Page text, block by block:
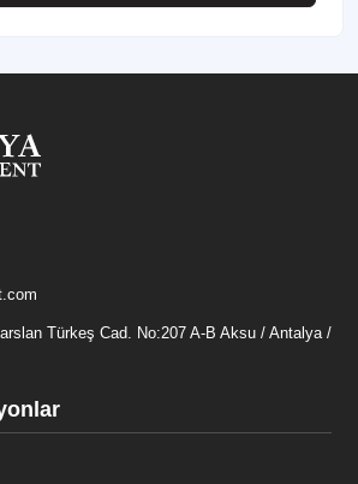
Türkeş Cad. No:207 A-B Aksu / Antalya /